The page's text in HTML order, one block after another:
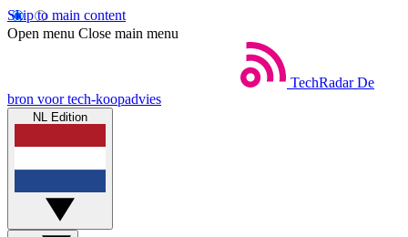
Skip to main content
Open menu Close main menu
TechRadar De
bron voor tech-koopadvies
NL Edition